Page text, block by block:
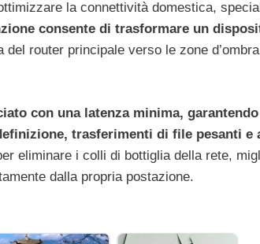
la connettività domestica,
consente di trasformare un
del router principale verso le zone
con una latenza minima,
trasferimenti di file pesanti e
eliminare i colli di bottiglia della rete,
dalla propria postazione.